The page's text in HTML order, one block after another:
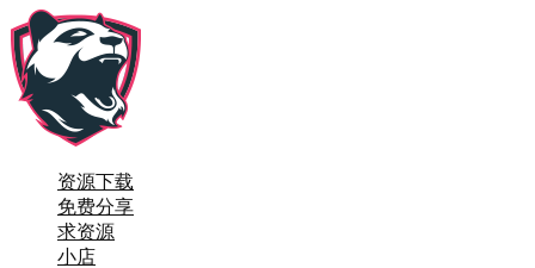
资源下载
免费分享
求资源
小店